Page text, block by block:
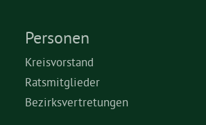
Personen
Kreisvorstand
Ratsmitglieder
Bezirksvertretungen